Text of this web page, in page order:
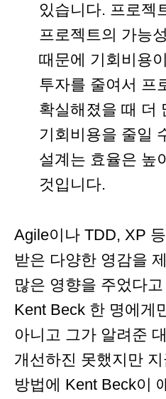
있습니다. 프로젝
프로젝트의 가능
때문에 기회비용
투자를 줄여서 프
확실해졌을 때 더
기회비용을 줄일
설계는 효율은 높
것입니다.
Agile이나 TDD, XP
받은 다양한 영감을
많은 영향을 주었다
Kent Beck 한 명에게
아니고 그가 알려준
개선하진 못했지만
방법에 Kent Beck이